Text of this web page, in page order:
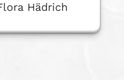
Hädrich